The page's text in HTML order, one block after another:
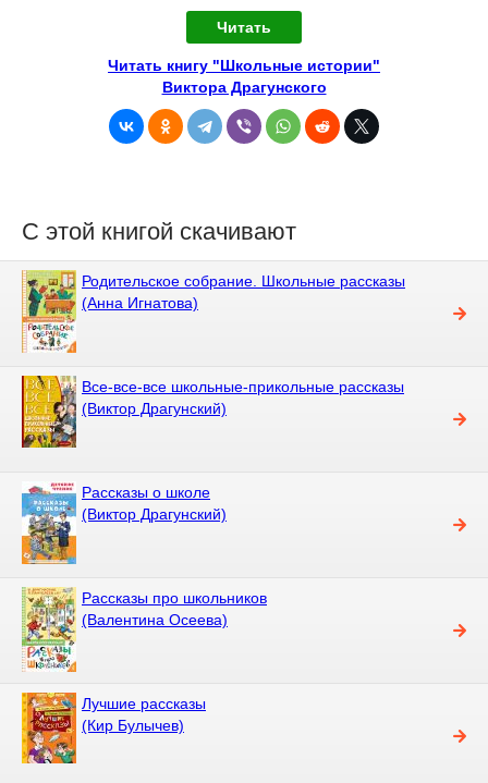
Читать
Читать книгу "Школьные истории"
Виктора Драгунского
С этой книгой скачивают
Родительское собрание. Школьные рассказы
(Анна Игнатова)
Все-все-все школьные-прикольные рассказы
(Виктор Драгунский)
Рассказы о школе
(Виктор Драгунский)
Рассказы про школьников
(Валентина Осеева)
Лучшие рассказы
(Кир Булычев)